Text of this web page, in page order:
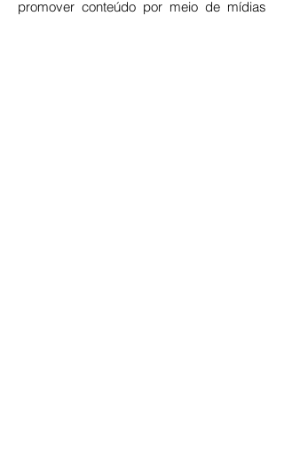
promover conteúdo por meio de mídias